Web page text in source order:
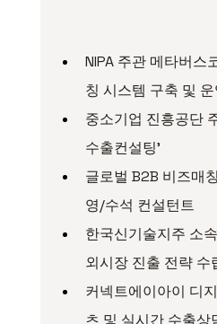
NIPA 주관 메타버스
칭 시스템 구축 및
중소기업 진흥공단
수출컨설팅’
글로벌 B2B 비즈매
영/수석 컨설턴트
한국신기술지주 소
외시장 진출 전략 수
커넥트에이아이 디
츠 및 실시간 수출상